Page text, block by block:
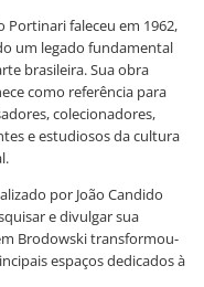
Portinari faleceu em 1962,
um legado fundamental
brasileira. Sua obra
como referência para
colecionadores,
e estudiosos da cultura
por João Candido
e divulgar sua
Brodowski transformou-
espaços dedicados à